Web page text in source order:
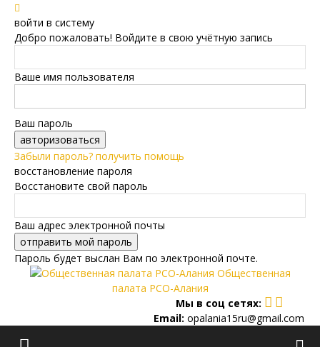
войти в систему
Добро пожаловать! Войдите в свою учётную запись
Ваше имя пользователя
Ваш пароль
Забыли пароль? получить помощь
восстановление пароля
Восстановите свой пароль
Ваш адрес электронной почты
Пароль будет выслан Вам по электронной почте.
Общественная
палата РСО-Алания
Мы в соц сетях:
Email: opalania15ru@gmail.com